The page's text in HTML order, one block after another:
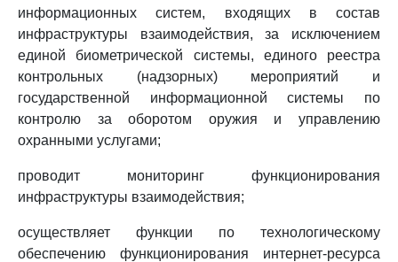
информационных систем, входящих в состав
инфраструктуры взаимодействия, за исключением
единой биометрической системы, единого реестра
контрольных (надзорных) мероприятий и
государственной информационной системы по
контролю за оборотом оружия и управлению
охранными услугами;
проводит мониторинг функционирования
инфраструктуры взаимодействия;
осуществляет функции по технологическому
обеспечению функционирования интернет-ресурса